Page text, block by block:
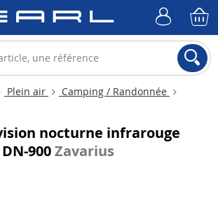
Plein air
Camping / Randonnée
nocturne infrarouge
900Zavarius